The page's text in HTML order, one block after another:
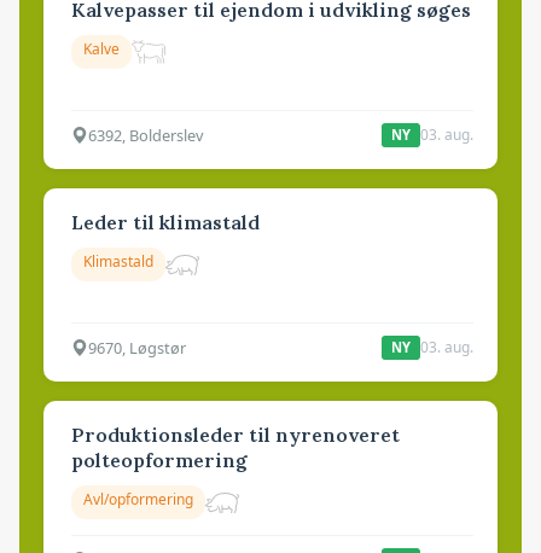
Kalvepasser til ejendom i udvikling søges
Kalve
6392, Bolderslev NY 03. aug.
Leder til klimastald
Klimastald
9670, Løgstør NY 03. aug.
Produktionsleder til nyrenoveret
polteopformering
Avl/opformering